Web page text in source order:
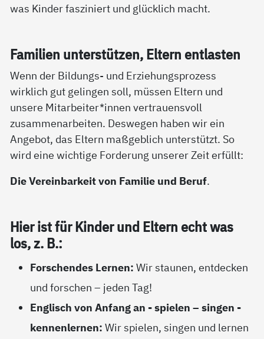
was Kinder fasziniert und glücklich macht.
Fa­mi­li­en un­ter­stüt­zen, El­tern ent­las­ten
Wenn der Bildungs- und Erziehungsprozess
wirklich gut gelingen soll, müssen Eltern und
unsere Mitarbeiter*innen vertrauensvoll
zusammenarbeiten. Deswegen haben wir ein
Angebot, das Eltern maßgeblich unterstützt. So
wird eine wichtige Forderung unserer Zeit erfüllt:
Die Vereinbarkeit von Familie und Beruf.
Hier ist für Kin­der und El­tern echt was
los, z. B.:
Forschendes Lernen:Wir staunen, entdecken
und forschen – jeden Tag!
Englisch von Anfang an - spielen – singen -
kennenlernen:Wir spielen, singen und lernen